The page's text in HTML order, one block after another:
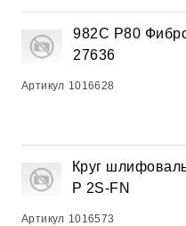
982С Р80
27636
Артикул 1016628
Круг
P 2S-FN
Артикул 1016573